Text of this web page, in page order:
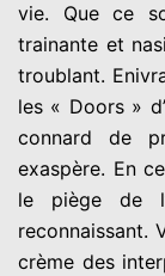
vie. Que ce
trainante et
troublant.
les « Doors »
connard de
exaspère. En
le piège de
reconnaissant.
crème des